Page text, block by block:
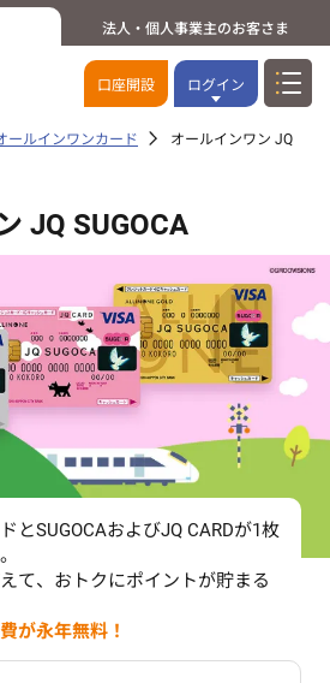
法人・個人事業主のお客さま
口座開設 ログイン
ールインワンカード
オールインワン JQ
JQ SUGOCA
とSUGOCAおよびJQ CARDが1枚
て、おトクにポイントが貯まる
が永年無料！